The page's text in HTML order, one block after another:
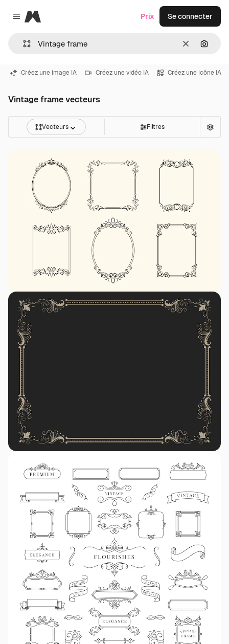
Close menu
Magnific
Effacer
Prix Se connecter
Créez une image IA Créez une vidéo IA Créez une icône IA
Vintage frame vecteurs
Vecteurs Filtres